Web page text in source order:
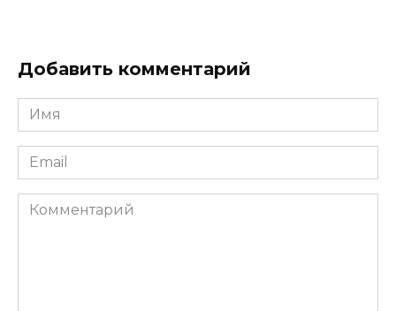
Добавить комментарий
Имя
*
Email
*
Комментарий